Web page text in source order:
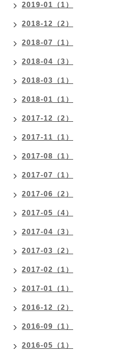
2019-01（1）
2018-12（2）
2018-07（1）
2018-04（3）
2018-03（1）
2018-01（1）
2017-12（2）
2017-11（1）
2017-08（1）
2017-07（1）
2017-06（2）
2017-05（4）
2017-04（3）
2017-03（2）
2017-02（1）
2017-01（1）
2016-12（2）
2016-09（1）
2016-05（1）